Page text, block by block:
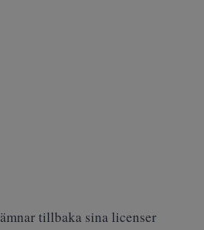
tillbaka sina licenser